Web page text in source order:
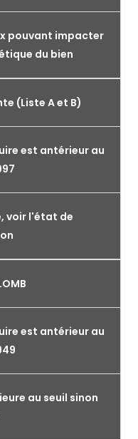
pouvant impacter
du bien
(Liste A et B)
est antérieur au
voir l'état de
est antérieur au
au seuil sinon